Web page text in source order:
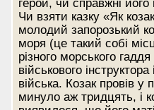
герой, чи справжні його
Чи взяти казку «Як
молодий запорозький
моря (це такий собі
різного морського
військового
війська. Козак провів у
минуло аж тридцять, і